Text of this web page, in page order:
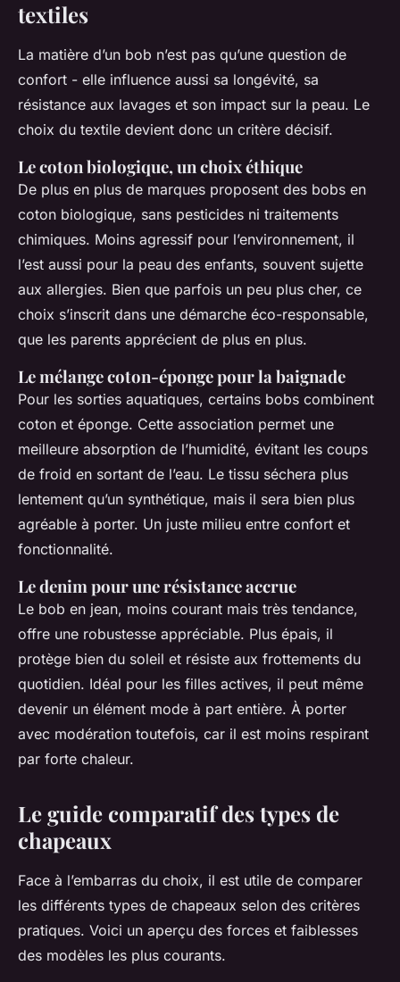
textiles
La matière d’un bob n’est pas qu’une question de
confort - elle influence aussi sa longévité, sa
résistance aux lavages et son impact sur la peau. Le
choix du textile devient donc un critère décisif.
Le coton biologique, un choix éthique
De plus en plus de marques proposent des bobs en
coton biologique, sans pesticides ni traitements
chimiques. Moins agressif pour l’environnement, il
l’est aussi pour la peau des enfants, souvent sujette
aux allergies. Bien que parfois un peu plus cher, ce
choix s’inscrit dans une démarche éco-responsable,
que les parents apprécient de plus en plus.
Le mélange coton-éponge pour la baignade
Pour les sorties aquatiques, certains bobs combinent
coton et éponge. Cette association permet une
meilleure absorption de l’humidité, évitant les coups
de froid en sortant de l’eau. Le tissu séchera plus
lentement qu’un synthétique, mais il sera bien plus
agréable à porter. Un juste milieu entre confort et
fonctionnalité.
Le denim pour une résistance accrue
Le bob en jean, moins courant mais très tendance,
offre une robustesse appréciable. Plus épais, il
protège bien du soleil et résiste aux frottements du
quotidien. Idéal pour les filles actives, il peut même
devenir un élément mode à part entière. À porter
avec modération toutefois, car il est moins respirant
par forte chaleur.
Le guide comparatif des types de
chapeaux
Face à l’embarras du choix, il est utile de comparer
les différents types de chapeaux selon des critères
pratiques. Voici un aperçu des forces et faiblesses
des modèles les plus courants.